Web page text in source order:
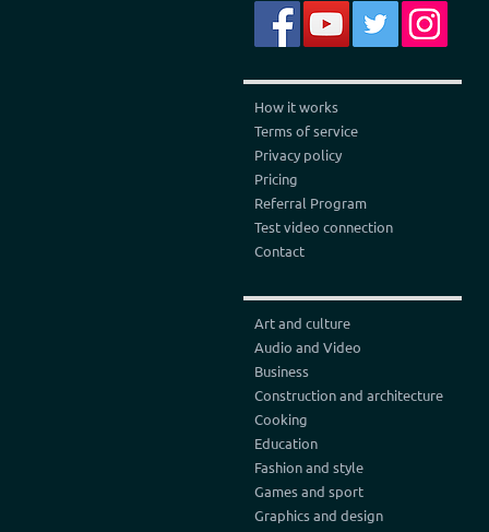
How it works
Terms of service
Privacy policy
Pricing
Referral Program
Test video connection
Contact
Art and culture
Audio and Video
Business
Construction and architecture
Cooking
Education
Fashion and style
Games and sport
Graphics and design